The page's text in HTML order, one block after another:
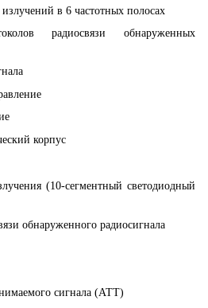
в 6 частотных полосах
радиосвязи обнаруженных
корпус
(10-сегментный светодиодный
обнаруженного радиосигнала
сигнала (АТТ)